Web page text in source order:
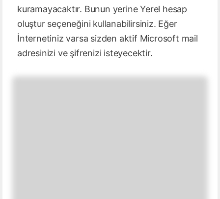
kuramayacaktır. Bunun yerine Yerel hesap
oluştur seçeneğini kullanabilirsiniz. Eğer
İnternetiniz varsa sizden aktif Microsoft mail
adresinizi ve şifrenizi isteyecektir.